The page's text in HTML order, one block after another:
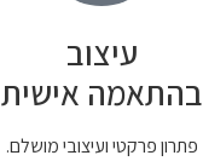
עיצוב
בהתאמה אישית
פתרון פרקטי ועיצובי מושלם.